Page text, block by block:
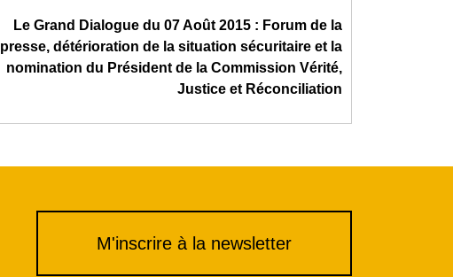
Le Grand Dialogue du 07 Août 2015 : Forum de la
presse, détérioration de la situation sécuritaire et la
nomination du Président de la Commission Vérité,
Justice et Réconciliation
M'inscrire à la newsletter